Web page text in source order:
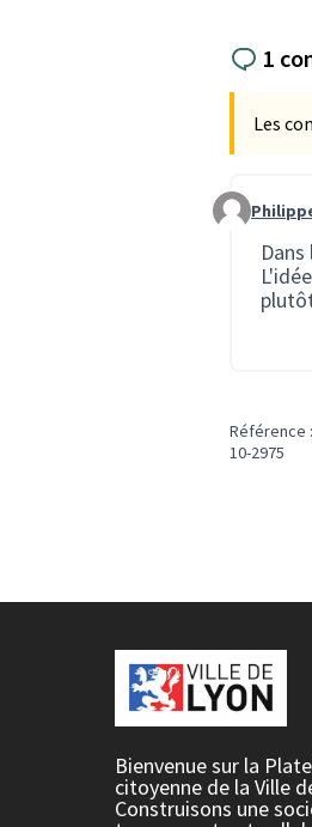
1
Les
Référence
10-2975
Bienvenue sur la
citoyenne de la Ville
Construisons une